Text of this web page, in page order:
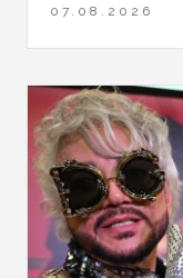
07.08.2026